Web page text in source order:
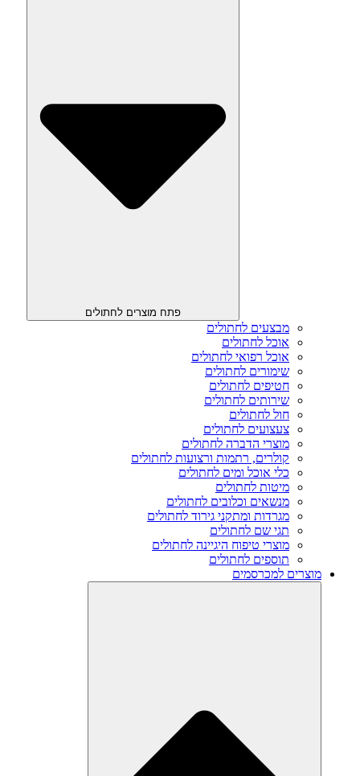
פתח מוצרים לחתולים
מבצעים לחתולים
אוכל לחתולים
אוכל רפואי לחתולים
שימורים לחתולים
חטיפים לחתולים
שירותים לחתולים
חול לחתולים
צעצועים לחתולים
מוצרי הדברה לחתולים
קולרים, רתמות ורצועות לחתולים
כלי אוכל ומים לחתולים
מיטות לחתולים
מנשאים וכלובים לחתולים
מגרדות ומתקני גירוד לחתולים
תגי שם לחתולים
מוצרי טיפוח היגיינה לחתולים
תוספים לחתולים
מוצרים למכרסמים